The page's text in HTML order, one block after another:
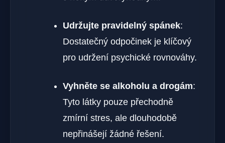
Udržujte pravidelný spánek:⁣
Dostatečný odpočinek je klíčový
pro udržení⁢ psychické rovnováhy.
Vyhněte‍ se alkoholu‌ a drogám:
Tyto látky pouze přechodně
zmírní ⁢stres, ale dlouhodobě
nepřinášejí žádné řešení.